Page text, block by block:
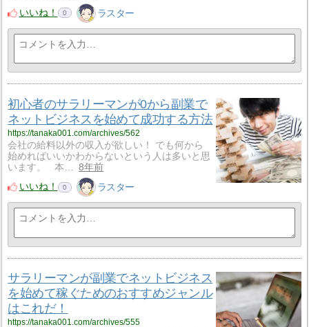
いいね！
0 ラスター
初心者のサラリーマンが0から副業で
ネットビジネスを始めて成功する方法
https://tanaka001.com/archives/562
会社の給料以外の収入が欲しい！ でも何から
始めればいいかわからないという人は多いと思
います。 本…
8年前
いいね！
0 ラスター
サラリーマンが副業でネットビジネス
を始めて稼ぐためのおすすめジャンル
はこれだ！
https://tanaka001.com/archives/555